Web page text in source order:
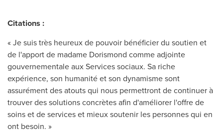
Citations :
« Je suis très heureux de pouvoir bénéficier du soutien et
de l'apport de madame Dorismond comme adjointe
gouvernementale aux Services sociaux. Sa riche
expérience, son humanité et son dynamisme sont
assurément des atouts qui nous permettront de continuer à
trouver des solutions concrètes afin d'améliorer l'offre de
soins et de services et mieux soutenir les personnes qui en
ont besoin. »